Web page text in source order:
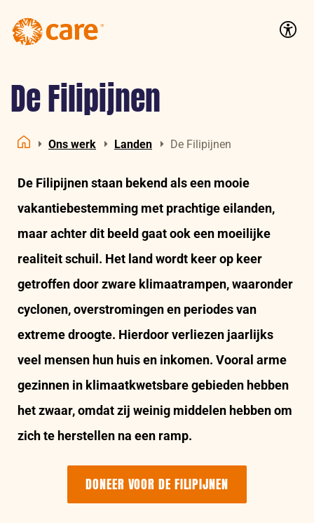
De Filipijnen
Ons werk Landen De Filipijnen
De Filipijnen staan bekend als een mooie
vakantiebestemming met prachtige eilanden,
maar achter dit beeld gaat ook een moeilijke
realiteit schuil. Het land wordt keer op keer
getroffen door zware klimaatrampen, waaronder
cyclonen, overstromingen en periodes van
extreme droogte. Hierdoor verliezen jaarlijks
veel mensen hun huis en inkomen. Vooral arme
gezinnen in klimaatkwetsbare gebieden hebben
het zwaar,omdat zij weinig middelen hebben om
zich te herstellen na een ramp.
DONEER VOOR DE FILIPIJNEN